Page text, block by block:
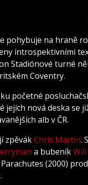
pohybuje na hraně
introspektivními
Stadiónové turné
Coventry.
početné
jejich nová deska se
alb v ČR.
zpěvákChris Martin.
a bubeník
(2000)